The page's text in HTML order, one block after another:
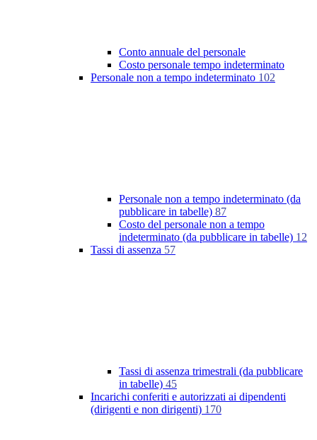
Conto annuale del personale
Costo personale tempo indeterminato
Personale non a tempo indeterminato 102
Personale non a tempo indeterminato (da
pubblicare in tabelle) 87
Costo del personale non a tempo
indeterminato (da pubblicare in tabelle) 12
Tassi di assenza 57
Tassi di assenza trimestrali (da pubblicare
in tabelle) 45
Incarichi conferiti e autorizzati ai dipendenti
(dirigenti e non dirigenti) 170